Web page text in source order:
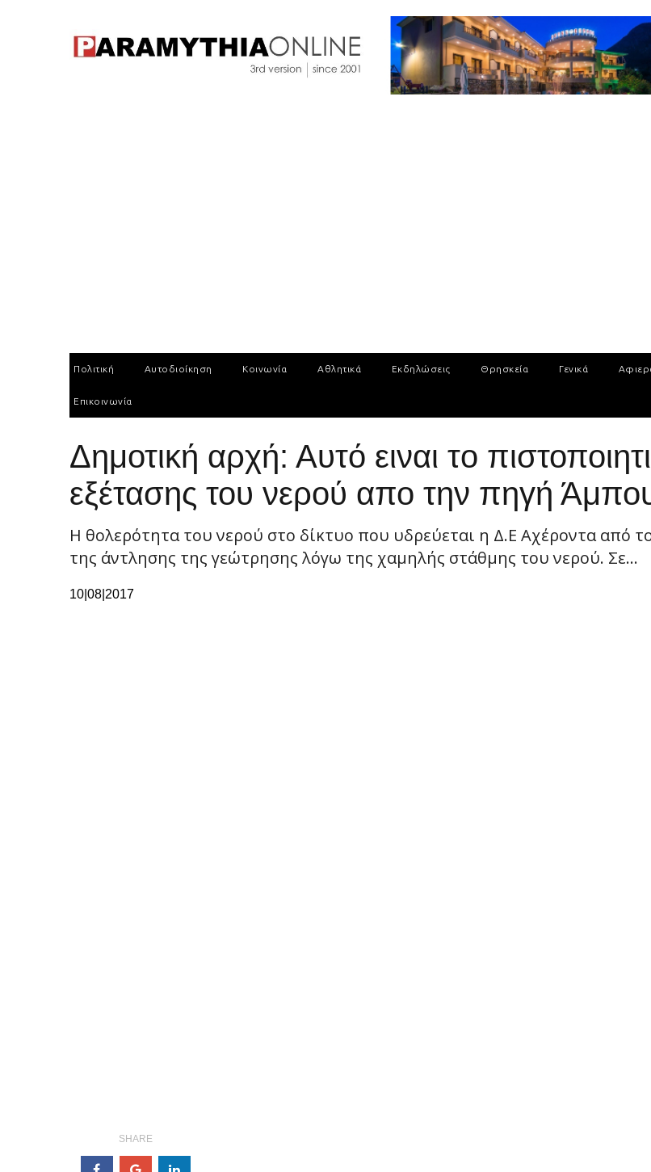
Πολιτική Αυτοδιοίκηση Κοινωνία Αθλητικά Εκδηλώσεις Θρησκεία Γενικά
Επικοινωνία
Δημοτική αρχή: Αυτό ειναι τo
εξέτασης του νερού απο την πηγή
Η θολερότητα του νερού στο δίκτυο που υδρεύεται η Δ.Ε Αχέροντα από
της άντλησης της γεώτρησης λόγω της χαμηλής στάθμης του νερού. Σε...
10|08|2017
SHARE